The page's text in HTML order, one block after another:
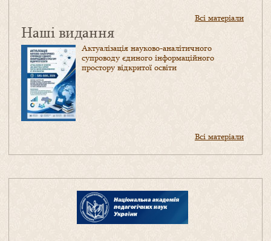
Всі матеріали
Наші видання
Актуалізація науково-аналітичного
супроводу єдиного інформаційного
простору відкритої освіти
Всі матеріали